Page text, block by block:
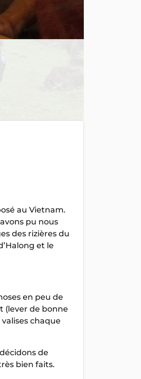
au Vietnam.
pu nous
des rizières du
et le
en peu de
(lever de bonne
chaque
de
bien faits.